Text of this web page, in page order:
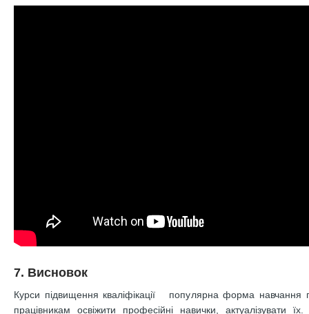
7. Висновок
Курси підвищення кваліфікації популярна форма навчання
працівникам освіжити професійні навички, актуалізувати